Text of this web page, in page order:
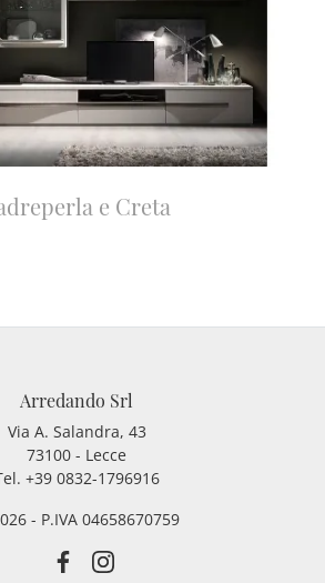
e Creta
Arredando Srl
Via A. Salandra, 43
73100 - Lecce
+39 0832-1796916
- P.IVA 04658670759